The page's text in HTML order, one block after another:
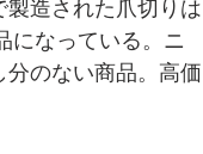
造された爪切りは
になっている。ニ
のない商品。高価